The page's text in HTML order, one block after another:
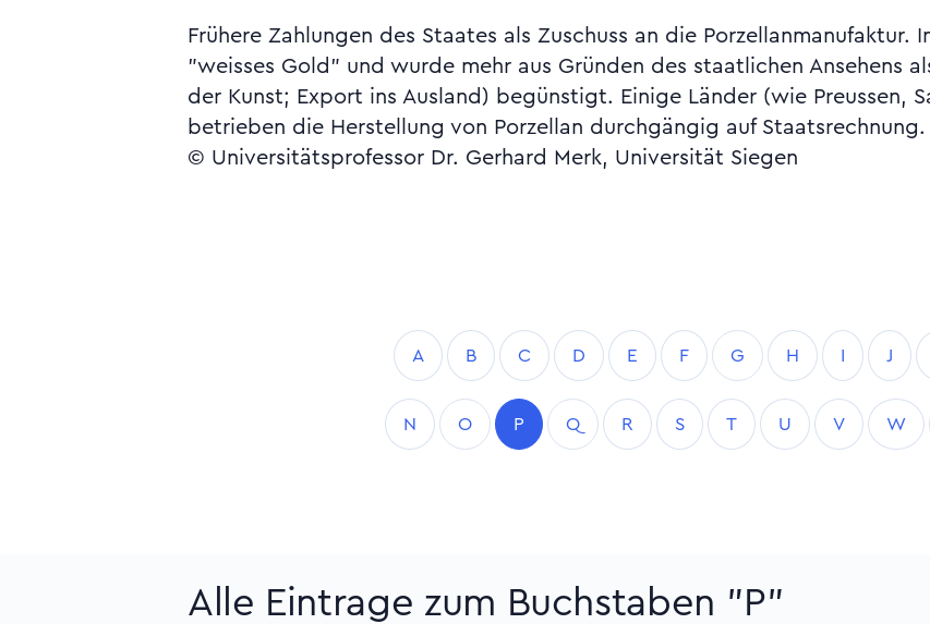
Frühere Zahlungen des Staates als Zuschuss an die Porzellanmanufaktur.
"weisses Gold" und wurde mehr aus Gründen des staatlichen Ansehens
der Kunst; Export ins Ausland) begünstigt. Einige Länder (wie Preussen,
betrieben die Herstellung von Porzellan durchgängig auf Staatsrechnung.
© Universitätsprofessor Dr. Gerhard Merk, Universität Siegen
A B C D E F G H I J
N O P Q R S T U V W
Alle Eintrage zum Buchstaben "P"